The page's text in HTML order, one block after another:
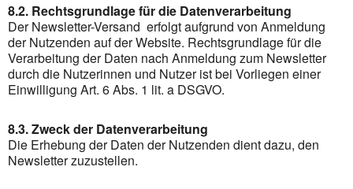
8.2. Rechtsgrundlage für die Datenverarbeitung
Der Newsletter-Versand erfolgt aufgrund von Anmeldung
der Nutzenden auf der Website. Rechtsgrundlage für die
Verarbeitung der Daten nach Anmeldung zum Newsletter
durch die Nutzerinnen und Nutzer ist bei Vorliegen einer
Einwilligung Art. 6 Abs. 1 lit. a DSGVO.
8.3. Zweck der Datenverarbeitung
Die Erhebung der Daten der Nutzenden dient dazu, den
Newsletter zuzustellen.